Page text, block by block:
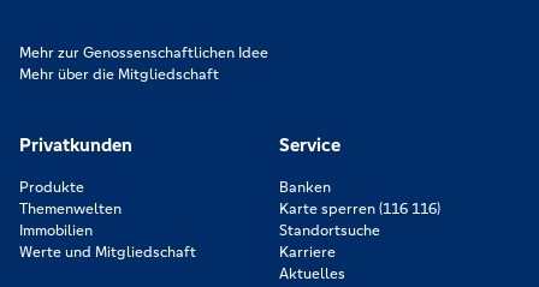
Mehr zur Genossenschaftlichen Idee
Mehr über die Mitgliedschaft
Privatkunden
Produkte
Themenwelten
Immobilien
Werte und Mitgliedschaft
Service
Banken
Karte sperren (116 116)
Standortsuche
Karriere
Aktuelles